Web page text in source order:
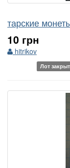
тарские
10 грн
hitrikov
Лот закрыт